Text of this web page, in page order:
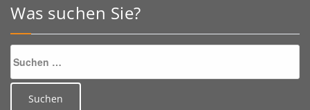
Was suchen Sie?
Suchen
nach: